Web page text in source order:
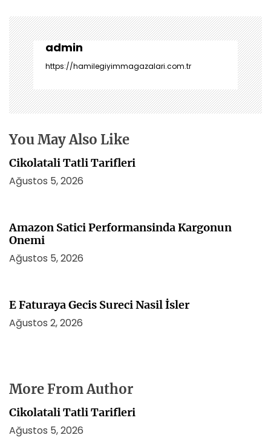
g
e
z
i
n
m
e
i
admin
https://hamilegiyimmagazalari.com.tr
You May Also Like
Cikolatali Tatli Tarifleri
Ağustos 5, 2026
Amazon Satici Performansinda Kargonun
Onemi
Ağustos 5, 2026
E Faturaya Gecis Sureci Nasil İsler
Ağustos 2, 2026
More From Author
Cikolatali Tatli Tarifleri
Ağustos 5, 2026